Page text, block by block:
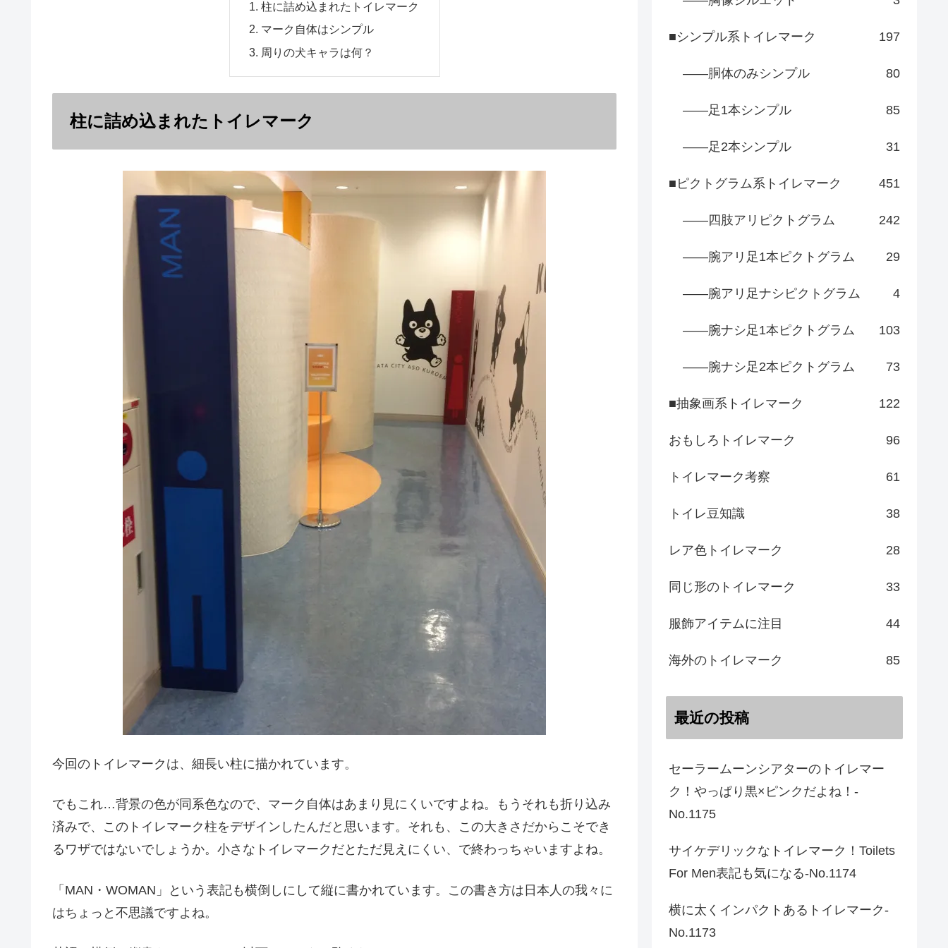
柱に詰め込まれたトイレマーク
マーク自体はシンプル
周りの犬キャラは何？
柱に詰め込まれたトイレマーク
今回のトイレマークは、細長い柱に描かれています。
でもこれ…背景の色が同系色なので、マーク自体はあまり見にくいですよね。もうそれも折り込み
済みで、このトイレマーク柱をデザインしたんだと思います。それも、この大きさだからこそでき
るワザではないでしょうか。小さなトイレマークだとただ見えにくい、で終わっちゃいますよね。
「MAN・WOMAN」という表記も横倒しにして縦に書かれています。この書き方は日本人の我々に
はちょっと不思議ですよね。
■シンプル系トイレマーク 197
――胴体のみシンプル 80
――足1本シンプル 85
――足2本シンプル 31
■ピクトグラム系トイレマーク 451
――四肢アリピクトグラム 242
――腕アリ足1本ピクトグラム 29
――腕アリ足ナシピクトグラム 4
――腕ナシ足1本ピクトグラム 103
――腕ナシ足2本ピクトグラム 73
■抽象画系トイレマーク 122
おもしろトイレマーク 96
トイレマーク考察 61
トイレ豆知識 38
レア色トイレマーク 28
同じ形のトイレマーク 33
服飾アイテムに注目 44
海外のトイレマーク 85
最近の投稿
セーラームーンシアターのトイレマー
ク！やっぱり黒×ピンクだよね！-
No.1175
サイケデリックなトイレマーク！Toilets
For Men表記も気になる-No.1174
横に太くインパクトあるトイレマーク-
No.1173